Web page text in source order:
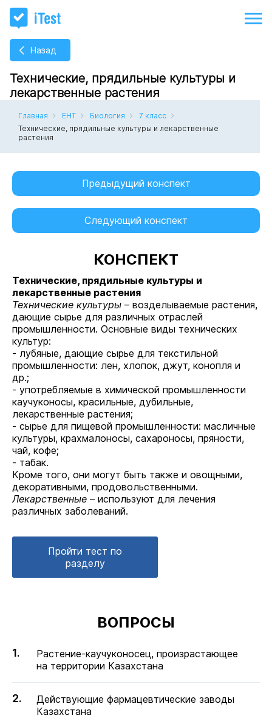
Назад
Технические, прядильные культуры и
лекарственные растения
Главная ЕНТ Биология
7 класс
Технические, прядильные культуры и лекарственные
растения
Предыдущий конспект
Следующий конспект
КОНСПЕКТ
Технические, прядильные культуры и
лекарственные растения
Технические культуры – возделываемые растения,
дающие сырье для различных отраслей
промышленности. Основные виды технических
культур:
- лубяные, дающие сырье для текстильной
промышленности: лен, хлопок, джут, конопля и
др.;
- употребляемые в химической промышленности
каучуконосы, красильные, дубильные,
лекарственные растения;
- сырье для пищевой промышленности: масличные
культуры, крахмалоносы, сахароносы, пряности,
чай, кофе;
- табак.
Кроме того, они могут быть также и овощными,
декоративными, продовольственными.
Лекарственные – используют для лечения
различных заболеваний.
Пройти тест по
разделу
ВОПРОСЫ
Растение-каучуконосец, произрастающее
на территории Казахстана
Действующие фармацевтические заводы
Казахстана